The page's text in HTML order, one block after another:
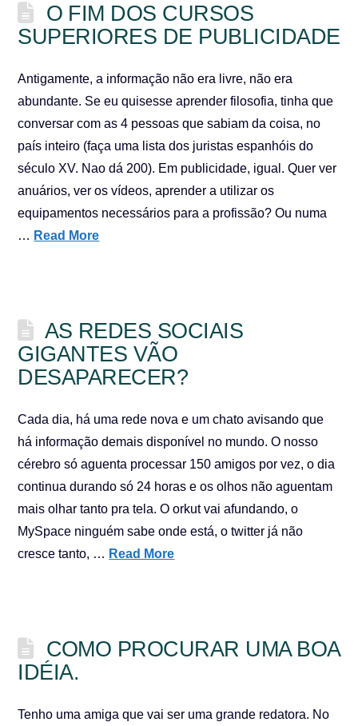
O FIM DOS CURSOS
SUPERIORES DE PUBLICIDADE
Antigamente, a informação não era livre, não era
abundante. Se eu quisesse aprender filosofia, tinha que
conversar com as 4 pessoas que sabiam da coisa, no
país inteiro (faça uma lista dos juristas espanhóis do
século XV. Nao dá 200). Em publicidade, igual. Quer ver
anuários, ver os vídeos, aprender a utilizar os
equipamentos necessários para a profissão? Ou numa
… Read More
AS REDES SOCIAIS
GIGANTES VÃO
DESAPARECER?
Cada dia, há uma rede nova e um chato avisando que
há informação demais disponível no mundo. O nosso
cérebro só aguenta processar 150 amigos por vez, o dia
continua durando só 24 horas e os olhos não aguentam
mais olhar tanto pra tela. O orkut vai afundando, o
MySpace ninguém sabe onde está, o twitter já não
cresce tanto, … Read More
COMO PROCURAR UMA BOA
IDÉIA.
Tenho uma amiga que vai ser uma grande redatora. No